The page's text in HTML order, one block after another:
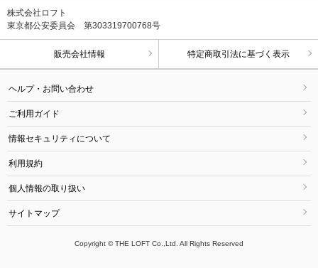
株式会社ロフト
東京都公安委員会 第303319700768号
販売会社情報 特定商取引法に基づく表示
ヘルプ・お問い合わせ
ご利用ガイド
情報セキュリティについて
利用規約
個人情報の取り扱い
サイトマップ
Copyright © THE LOFT Co.,Ltd. All Rights Reserved